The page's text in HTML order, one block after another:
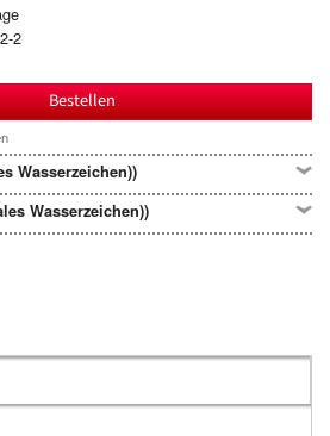
2
Bestellen
Wasserzeichen))
Wasserzeichen))